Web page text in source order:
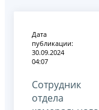
Дата
публикации:
30.09.2024
04:07
Сотрудник
отдела